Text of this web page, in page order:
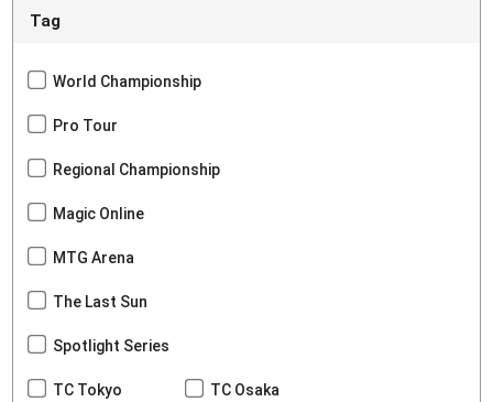
Tag
World Championship
Pro Tour
Regional Championship
Magic Online
MTG Arena
The Last Sun
Spotlight Series
TC Tokyo TC Osaka